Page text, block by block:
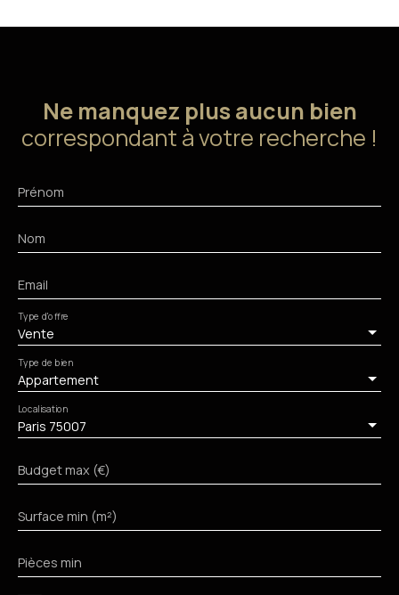
Ne manquez plus aucun bien
correspondant à votre recherche !
Prénom
Nom
Email
Vente
Type d'offre
Appartement
Type de bien
Paris 75007
Localisation
Budget max (€)
Surface min (m²)
Pièces min